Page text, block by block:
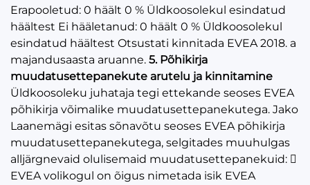
Erapooletud: 0 häält 0 % Üldkoosolekul esindatud
häältest Ei hääletanud: 0 häält 0 % Üldkoosolekul
esindatud häältest Otsustati kinnitada EVEA 2018. a
majandusaasta aruanne. 5. Põhikirja
muudatusettepanekute arutelu ja kinnitamine
Üldkoosoleku juhataja tegi ettekande seoses EVEA
põhikirja võimalike muudatusettepanekutega. Jako
Laanemägi esitas sõnavõtu seoses EVEA põhikirja
muudatusettepanekutega, selgitades muuhulgas
alljärgnevaid olulisemaid muudatusettepanekuid: 
EVEA volikogul on õigus nimetada isik EVEA